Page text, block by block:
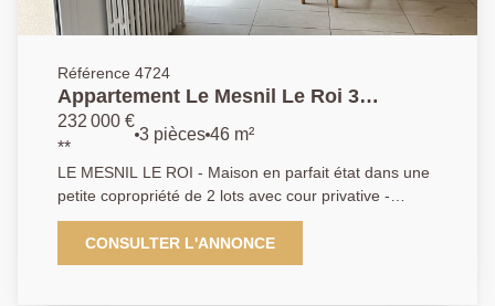
Référence 4724
Appartement Le Mesnil Le Roi 3
pièce(s) 45 m2
232 000 €
**
3 pièces 46 m²
LE MESNIL LE ROI - Maison en parfait état dans une
petite copropriété de 2 lots avec cour privative -
Cuisine ouverte - Salle à manger donnant directement
sur la terrasse - Chambre - Bureau pouvant faire
office de deuxième chambre - Salle d'eau AP 01 39
CONSULTER L'ANNONCE